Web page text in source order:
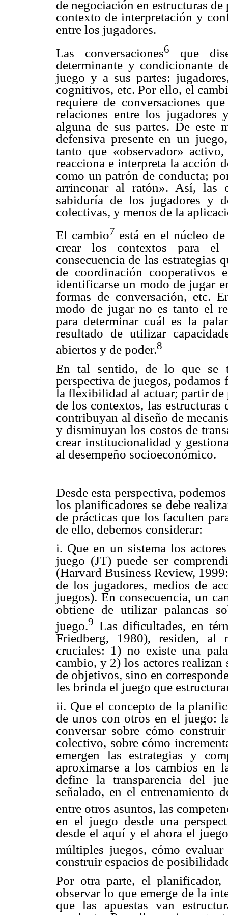
de negociación en estructuras
contexto de interpretación y
entre los jugadores.
Las conversaciones6
que
determinante y condicionante
juego y a sus partes:
cognitivos, etc. Por ello, el
requiere de conversaciones
relaciones entre los jugadores
alguna de sus partes. De este
defensiva presente en un
tanto que «observador»
reacciona e interpreta la acción
como un patrón de conducta;
arrinconar al ratón». Así, las
sabiduría de los jugadores y
colectivas, y menos de la
El cambio7 está en el núcleo
crear los contextos para
consecuencia de las estrategias
de coordinación cooperativos
identificarse un modo de jugar
formas de conversación, etc.
modo de jugar no es tanto el
para determinar cuál es la
resultado de utilizar
abiertos y de poder.8
En tal sentido, de lo que se
perspectiva de juegos, podamos
la flexibilidad al actuar; partir de
de los contextos, las
contribuyan al diseño de
y disminuyan los costos de
crear institucionalidad y
al desempeño socioeconómico.
Desde esta perspectiva,
los planificadores se debe
de prácticas que los faculten
de ello, debemos considerar:
i. Que en un sistema los
juego (JT) puede ser
(Harvard Business Review,
de los jugadores, medios de
juegos). En consecuencia, un
obtiene de utilizar palancas
juego.9 Las dificultades, en
Friedberg, 1980), residen, al
cruciales: 1) no existe una
cambio, y 2) los actores realizan
de objetivos, sino en
les brinda el juego que
ii. Que el concepto de la
de unos con otros en el juego:
conversar sobre cómo
colectivo, sobre cómo
emergen las estrategias y
aproximarse a los cambios en
define la transparencia del
señalado, en el entrenamiento
entre otros asuntos, las
en el juego desde una
desde el aquí y el ahora el
múltiples juegos, cómo
construir espacios de
Por otra parte, el planificador,
observar lo que emerge de la
que las apuestas van